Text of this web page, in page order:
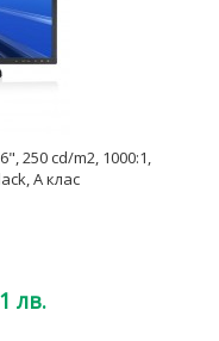
250 cd/m2, 1000:1,
A клас
лв.